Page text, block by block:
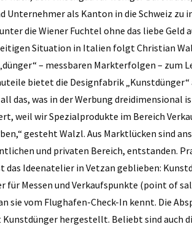
Unternehmer als Kanton in die Schweiz zu
die Wiener Fuchtel ohne das liebe Geld
Situation in Italien folgt Christian
– messbaren Markterfolgen – zum
bietet die Designfabrik
das, was in der Werbung dreidimensional
weil wir Spezialprodukte im Bereich
gesteht Walzl. Aus Marktlücken sind
und privaten Bereich, entstanden.
das Ideenatelier in Vetzan geblieben:
Messen und Verkaufspunkte (point of
sie vom Flughafen-Check-In kennt. Die
Kunstdünger hergestellt. Beliebt sind auch